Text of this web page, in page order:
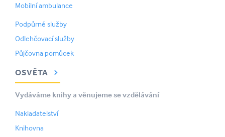
Mobilní ambulance
Podpůrné služby
Odlehčovací služby
Půjčovna pomůcek
OSVĚTA
Vydáváme knihy a věnujeme se vzdělávání
Nakladatelství
Knihovna